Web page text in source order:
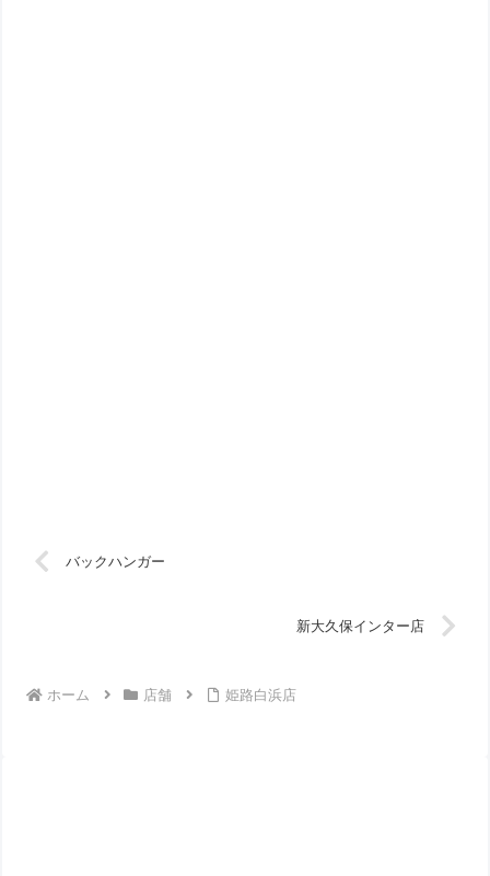
バックハンガー
新大久保インター店
ホーム 店舗 姫路白浜店